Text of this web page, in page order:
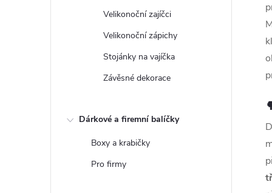
Velikonoční zajíčci
Velikonoční zápichy
Stojánky na vajíčka
Závěsné dekorace
Dárkové a firemní balíčky
Boxy a krabičky
Pro firmy